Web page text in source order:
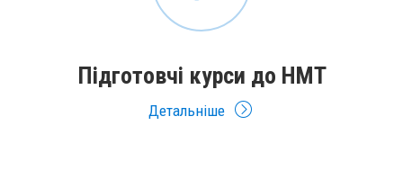
Підготовчі курси до НМТ
Детальніше